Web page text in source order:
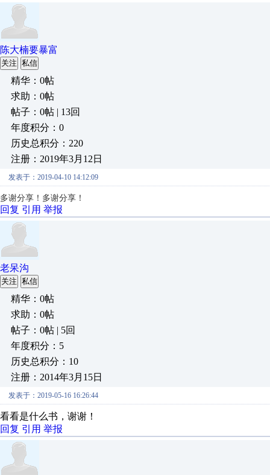
陈大楠要暴富
关注 私信
精华：0帖
求助：0帖
帖子：0帖 | 13回
年度积分：0
历史总积分：220
注册：2019年3月12日
发表于：2019-04-10 14:12:09
多谢分享！ 多谢分享！
回复 引用 举报
老呆沟
关注 私信
精华：0帖
求助：0帖
帖子：0帖 | 5回
年度积分：5
历史总积分：10
注册：2014年3月15日
发表于：2019-05-16 16:26:44
看看是什么书，谢谢！
回复 引用 举报